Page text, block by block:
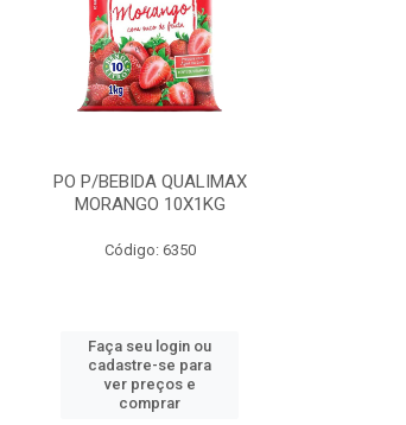
PO P/BEBIDA QUALIMAX
MORANGO 10X1KG
Código: 6350
Faça seu login ou
cadastre-se para
ver preços e
comprar